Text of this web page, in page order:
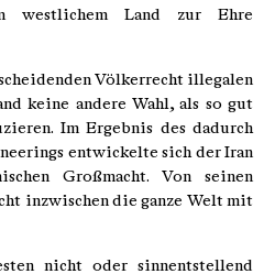
westlichem Land zur Ehre
Völkerrecht illegalen
keine andere Wahl, als so gut
Im Ergebnis des dadurch
entwickelte sich der Iran
Großmacht. Von seinen
inzwischen die ganze Welt mit
nicht oder sinnentstellend